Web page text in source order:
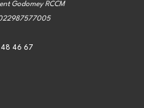
Godomey RCCM
48 46 67